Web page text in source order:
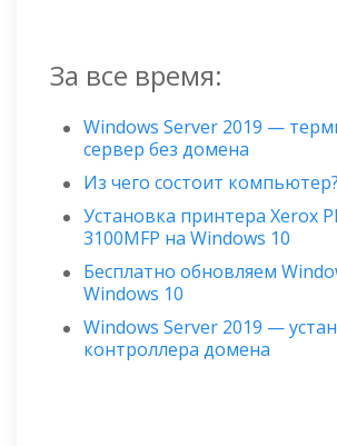
За все время:
Windows Server 2019 —
сервер без домена
Из чего состоит компьютер?
Установка принтера Xerox
3100MFP на Windows 10
Бесплатно обновляем
Windows 10
Windows Server 2019 —
контроллера домена